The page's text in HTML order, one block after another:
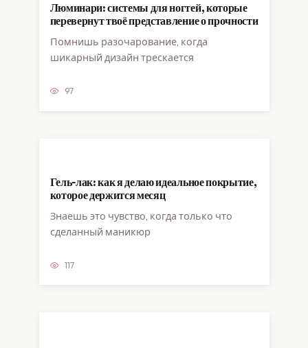
Люминари: системы для ногтей, которые
перевернут твоё представление о прочности
Помнишь разочарование, когда
шикарный дизайн трескается
97
Гель-лак: как я делаю идеальное покрытие,
которое держится месяц
Знаешь это чувство, когда только что
сделанный маникюр
117